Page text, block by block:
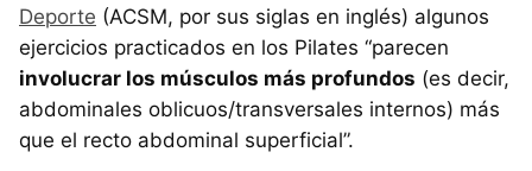
Deporte (ACSM, por sus siglas en inglés) algunos
ejercicios practicados en los Pilates “parecen
involucrar los músculos más profundos (es decir,
abdominales oblicuos/transversales internos) más
que el recto abdominal superficial”.